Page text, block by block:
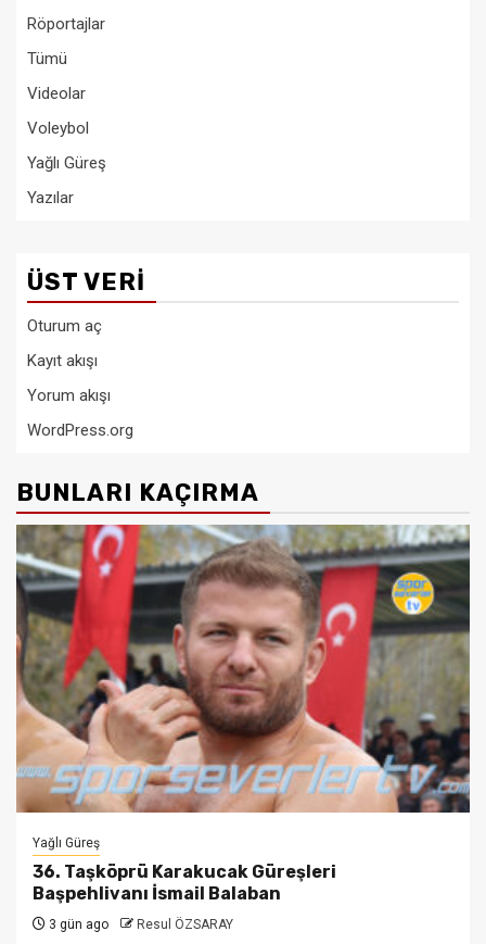
Röportajlar
Tümü
Videolar
Voleybol
Yağlı Güreş
Yazılar
ÜST VERI
Oturum aç
Kayıt akışı
Yorum akışı
WordPress.org
BUNLARI KAÇIRMA
Yağlı Güreş
36. Taşköprü Karakucak Güreşleri
Başpehlivanı İsmail Balaban
3 gün ago Resul ÖZSARAY